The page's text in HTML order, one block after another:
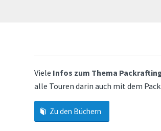
Viele Infos zum Thema
alle Touren darin auch mit dem
Zu den Büchern